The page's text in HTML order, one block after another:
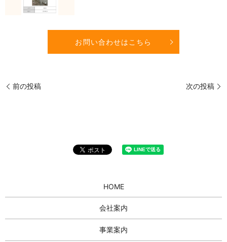
お問い合わせはこちら
前の投稿 次の投稿
HOME
会社案内
事業案内